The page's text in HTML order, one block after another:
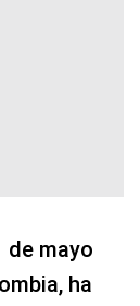
de mayo
ha